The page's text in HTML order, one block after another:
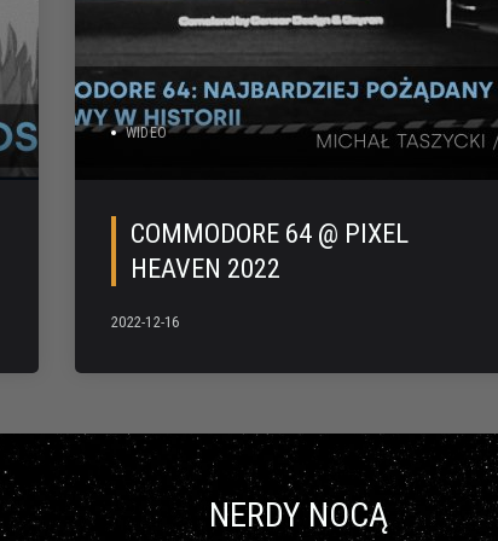
WIDEO
COMMODORE 64 @ PIXEL
HEAVEN 2022
2022-12-16
NERDY NOCĄ